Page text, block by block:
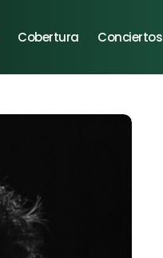
Cobertura Conciertos